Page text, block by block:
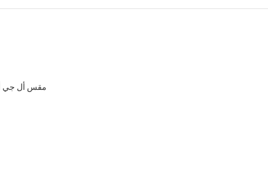
مقس أل جي أيه 775 من اجل أحدث معالجات كور 2 ديو/ بنتيم دي /